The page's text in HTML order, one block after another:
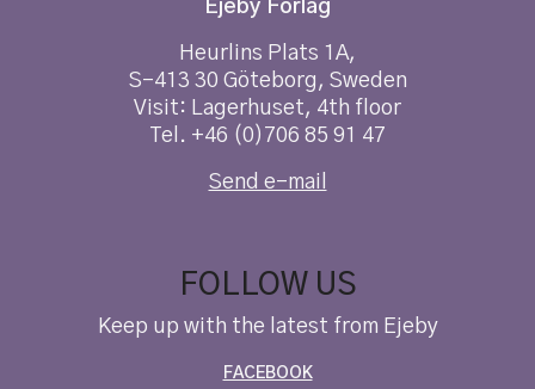
Ejeby Förlag
Heurlins Plats 1A,
S-413 30 Göteborg, Sweden
Visit: Lagerhuset, 4th floor
Tel. +46 (0)706 85 91 47
Send e-mail
FOLLOW US
Keep up with the latest from Ejeby
FACEBOOK